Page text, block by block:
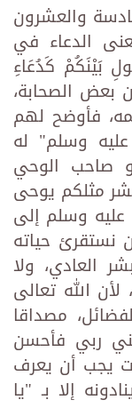
والعشرون
الدعاء في
بَيْنَكُمْ كَدُعَاءِ
بعض الصحابة،
فأوضح لهم
وسلم" له
صاحب الوحي
مثلكم يوحى
عليه وسلم إلى
نستقرئ حياته
العادي، ولا
الله تعالى
مصداقا
ربي فأحسن
يجب أن يعرف
إلا بـ "يا